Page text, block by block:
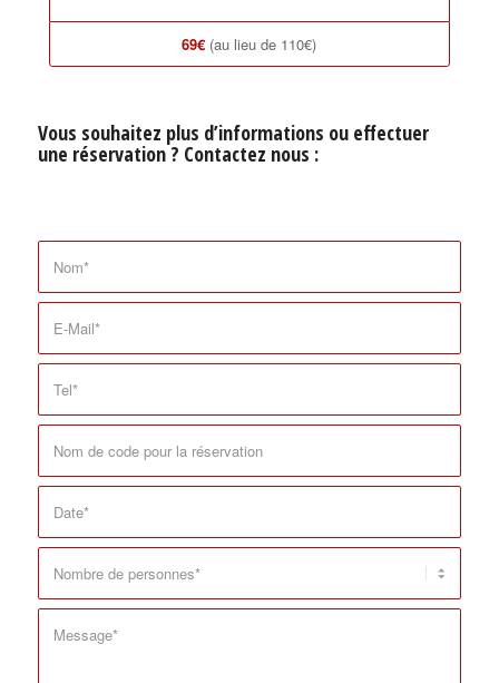
69€ (au lieu de 110€)
Vous souhaitez plus d’informations ou effectuer
une réservation ? Contactez nous :